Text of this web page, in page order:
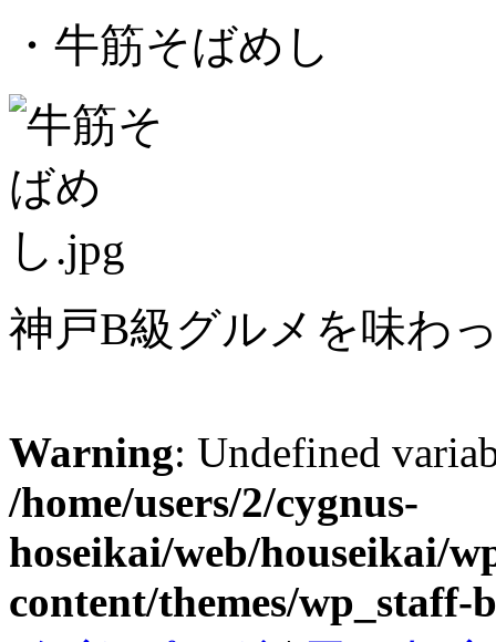
・牛筋そばめし
神戸B級グルメを味わ
Warning: Undefined
/home/users/2/cygnus-
hoseikai/web/houseikai/
content/themes/wp_staff-